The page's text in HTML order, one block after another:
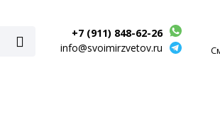
+7 (911) 848-62-26
info@svoimirzvetov.ru